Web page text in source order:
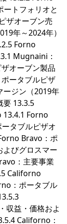
トフォリオと
ザオーブン売
年～2024年）
Forno
Mugnaini：
オーブン製品
ータブルピザ
ージン（2019年
要 13.3.5
Forno
タブルピザオ
Bravo：ポ
よびグロスマー
：主要事業
Californo
：ポータブル
収益・価格およ
Californo：